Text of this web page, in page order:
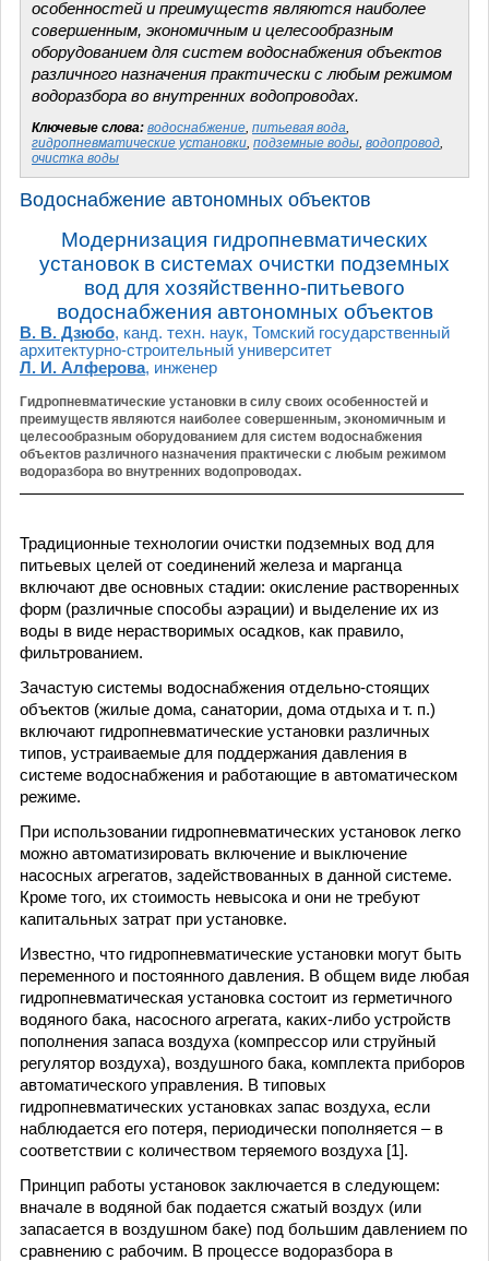
особенностей и преимуществ являются наиболее
совершенным, экономичным и целесообразным
оборудованием для систем водоснабжения объектов
различного назначения практически с любым режимом
водоразбора во внутренних водопроводах.
Ключевые слова: водоснабжение, питьевая вода,
гидропневматические установки, подземные воды, водопровод,
очистка воды
Водоснабжение автономных объектов
Модернизация гидропневматических
установок в системах очистки подземных
вод для хозяйственно-питьевого
водоснабжения автономных объектов
В. В. Дзюбо, канд. техн. наук, Томский государственный
архитектурно-строительный университет
Л. И. Алферова, инженер
Гидропневматические установки в силу своих особенностей и
преимуществ являются наиболее совершенным, экономичным и
целесообразным оборудованием для систем водоснабжения
объектов различного назначения практически с любым режимом
водоразбора во внутренних водопроводах.
Традиционные технологии очистки подземных вод для
питьевых целей от соединений железа и марганца
включают две основных стадии: окисление растворенных
форм (различные способы аэрации) и выделение их из
воды в виде нерастворимых осадков, как правило,
фильтрованием.
Зачастую системы водоснабжения отдельно-стоящих
объектов (жилые дома, санатории, дома отдыха и т. п.)
включают гидропневматические установки различных
типов, устраиваемые для поддержания давления в
системе водоснабжения и работающие в автоматическом
режиме.
При использовании гидропневматических установок легко
можно автоматизировать включение и выключение
насосных агрегатов, задействованных в данной системе.
Кроме того, их стоимость невысока и они не требуют
капитальных затрат при установке.
Известно, что гидропневматические установки могут быть
переменного и постоянного давления. В общем виде любая
гидропневматическая установка состоит из герметичного
водяного бака, насосного агрегата, каких-либо устройств
пополнения запаса воздуха (компрессор или струйный
регулятор воздуха), воздушного бака, комплекта приборов
автоматического управления. В типовых
гидропневматических установках запас воздуха, если
наблюдается его потеря, периодически пополняется – в
соответствии с количеством теряемого воздуха [1].
Принцип работы установок заключается в следующем:
вначале в водяной бак подается сжатый воздух (или
запасается в воздушном баке) под большим давлением по
сравнению с рабочим. В процессе водоразбора в